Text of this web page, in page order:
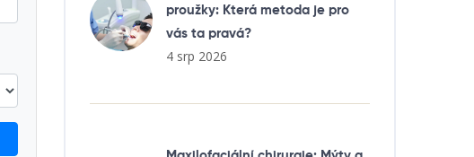
proužky: Která metoda je pro
vás ta pravá?
4 srp 2026